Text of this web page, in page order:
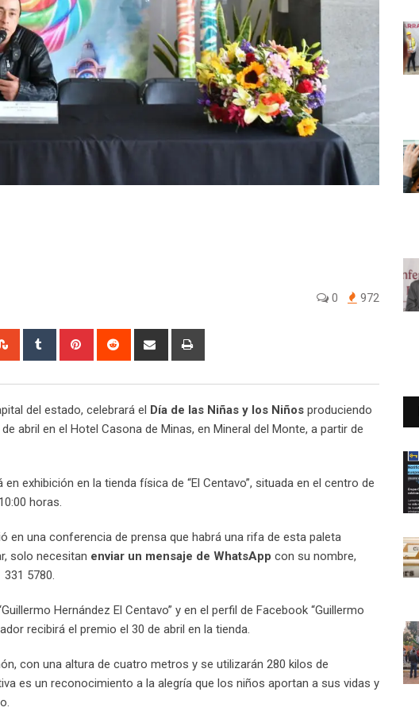
0 972
StumbleUpon
Tumblr Pinterest Reddit
Share
del estado, celebrará el Día de las Niñas y los Niños produciendo
abril en el Hotel Casona de Minas, en Mineral del Monte, a partir de
exhibición en la tienda física de “El Centavo”, situada en el centro de
horas.
en una conferencia de prensa que habrá una rifa de esta paleta
solo necesitan enviar un mensaje de WhatsApp con su nombre,
5780.
Hernández El Centavo” y en el perfil de Facebook “Guillermo
recibirá el premio el 30 de abril en la tienda.
con una altura de cuatro metros y se utilizarán 280 kilos de
es un reconocimiento a la alegría que los niños aportan a sus vidas y